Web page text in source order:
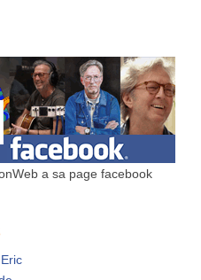
a sa page facebook